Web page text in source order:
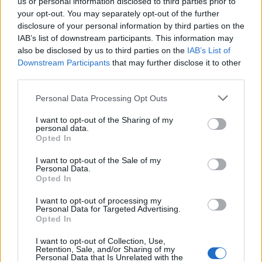
your opt-out. You may separately opt-out of the further
disclosure of your personal information by third parties on the
IAB’s list of downstream participants. This information may
also be disclosed by us to third parties on the IAB’s List of
Downstream Participants that may further disclose it to other
Personal Data Processing Opt Outs
I want to opt-out of the Sharing of my
personal data.
Opted In
I want to opt-out of the Sale of my
Personal Data.
Opted In
I want to opt-out of processing my
Personal Data for Targeted Advertising.
Opted In
I want to opt-out of Collection, Use,
Retention, Sale, and/or Sharing of my
Personal Data that Is Unrelated with the
eine zusätzliche Dimension von Stil und Raffinesse. Ein
gut gewähltes Parfüm kann das Gesamtbild abrunden
und eine harmonische Verbindung zwischen Kleidung und
Duft schaffen.
Die Wahl eines Parfüms sollte daher nicht nur auf der
Duftpräferenz basieren, sondern auch darauf, wie es das
beispielsweise durch einen frischen, energischen Duft
ergänzt werden, während ein eleganter Abendlook durch
einen tieferen, sinnlicheren Duft abgerundet werden
In diesem Kontext spielt die Kunst der Duftauswahl eine
entscheidende Rolle. Ein gut gewählter Duft kann die
Botschaft, die durch die Kleidung vermittelt wird,
verstärken und eine zusätzliche Ebene der
Persönlichkeitsausdruck hinzufügen. Die Kombination von